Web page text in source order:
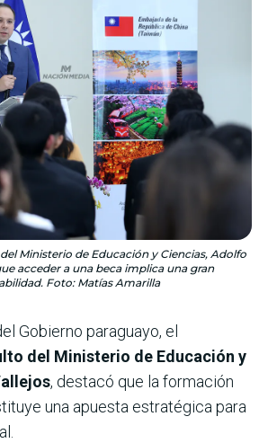
Ministerio de Educación y Ciencias, Adolfo
acceder a una beca implica una gran
Foto: Matías Amarilla
Gobierno paraguayo, el
del Ministerio de Educación y
, destacó que la formación
una apuesta estratégica para